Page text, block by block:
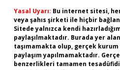
Yasal Uyarı: Bu internet sitesi,
veya şahıs şirketi ile hiçbir
Sitede yalnızca kendi
paylaşılmaktadır. Burada yer
taşımamakta olup, gerçek
paylaşım yapılmamaktadır.
benzerlikleri tamamen